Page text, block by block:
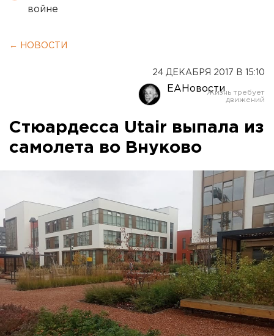
войне
← НОВОСТИ
24 ДЕКАБРЯ 2017 В 15:10
ЕАНовости
Стюардесса Utair выпала из
самолета во Внуково